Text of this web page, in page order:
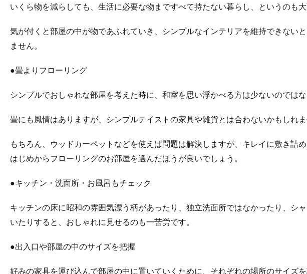
いくら物を減らしても、生活に必要な物まですべて持たない暮らし、というのも大
気が付くと部屋の中が物であふれていき、シンプルなインテリアを維持できない
ません。
●畳よりフローリング
シンプルでおしゃれな部屋を考えた時に、和室を思い浮かべる方は少ないのではな
畳にも風情はありますが、シンプルテイストの家具や雑貨とは合わないかもしれま
もちろん、ウッドカーペットなどを使えば問題は解決しますが、キレイに敷き詰め
はじめからフローリングのお部屋を選んだほうが良いでしょう。
●キッチン・洗面所・お風呂もチェック
キッチンの床に昭和の雰囲気漂う柄があったり、独立洗面所ではなかったり、シ
いたりすると、おしゃれに見せるのも一苦労です。
●出入口や部屋の中のサイズを把握
好みの家具を運び込んで部屋の中に置いていくために、それぞれの場所のサイズ